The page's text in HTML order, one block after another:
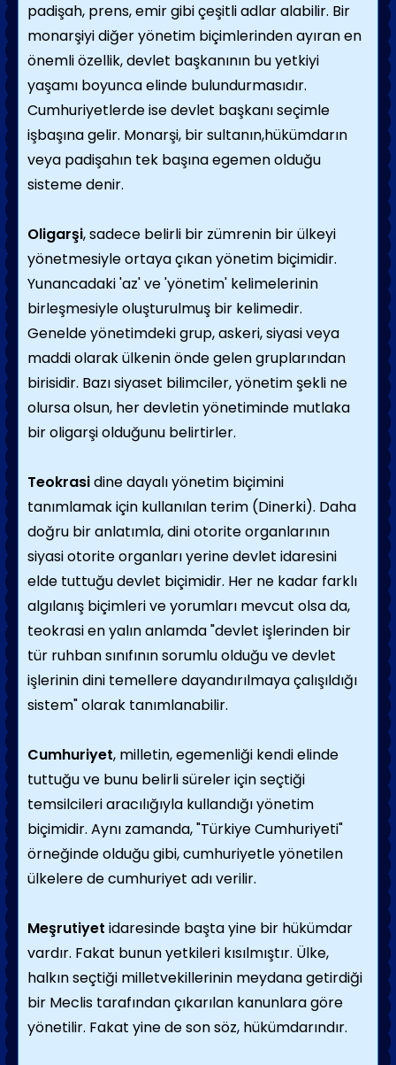
padişah, prens, emir gibi çeşitli adlar alabilir. Bir
monarşiyi diğer yönetim biçimlerinden ayıran en
önemli özellik, devlet başkanının bu yetkiyi
yaşamı boyunca elinde bulundurmasıdır.
Cumhuriyetlerde ise devlet başkanı seçimle
işbaşına gelir. Monarşi, bir sultanın,hükümdarın
veya padişahın tek başına egemen olduğu
sisteme denir.
Oligarşi, sadece belirli bir zümrenin bir ülkeyi
yönetmesiyle ortaya çıkan yönetim biçimidir.
Yunancadaki 'az' ve 'yönetim' kelimelerinin
birleşmesiyle oluşturulmuş bir kelimedir.
Genelde yönetimdeki grup, askeri, siyasi veya
maddi olarak ülkenin önde gelen gruplarından
birisidir. Bazı siyaset bilimciler, yönetim şekli ne
olursa olsun, her devletin yönetiminde mutlaka
bir oligarşi olduğunu belirtirler.
Teokrasidine dayalı yönetim biçimini
tanımlamak için kullanılan terim (Dinerki). Daha
doğru bir anlatımla, dini otorite organlarının
siyasi otorite organları yerine devlet idaresini
elde tuttuğu devlet biçimidir. Her ne kadar farklı
algılanış biçimleri ve yorumları mevcut olsa da,
teokrasi en yalın anlamda "devlet işlerinden bir
tür ruhban sınıfının sorumlu olduğu ve devlet
işlerinin dini temellere dayandırılmaya çalışıldığı
sistem" olarak tanımlanabilir.
Cumhuriyet, milletin, egemenliği kendi elinde
tuttuğu ve bunu belirli süreler için seçtiği
temsilcileri aracılığıyla kullandığı yönetim
biçimidir. Aynı zamanda, "Türkiye Cumhuriyeti"
örneğinde olduğu gibi, cumhuriyetle yönetilen
ülkelere de cumhuriyet adı verilir.
Meşrutiyet idaresinde başta yine bir hükümdar
vardır. Fakat bunun yetkileri kısılmıştır. Ülke,
halkın seçtiği milletvekillerinin meydana getirdiği
bir Meclis tarafından çıkarılan kanunlara göre
yönetilir. Fakat yine de son söz, hükümdarındır.